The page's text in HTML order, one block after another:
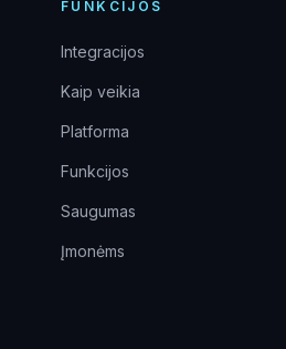
FUNKCIJOS
Integracijos
Kaip veikia
Platforma
Funkcijos
Saugumas
Įmonėms